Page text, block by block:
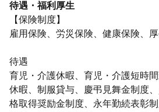
待遇・福利厚生
【保険制度】
雇用保険、労災保険、健康保険、
待遇
育児・介護休暇、育児・介護短時
休暇、制服貸与、慶弔見舞金制度
格取得奨励金制度、永年勤続表彰